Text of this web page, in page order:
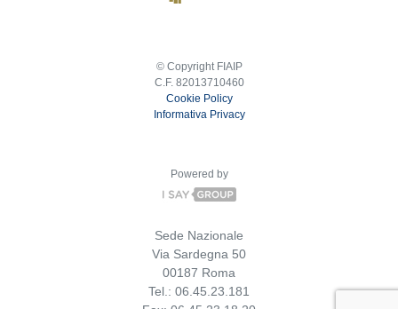
© Copyright FIAIP
C.F. 82013710460
Cookie Policy
Informativa Privacy
Powered by
Sede Nazionale
Via Sardegna 50
00187 Roma
Tel.: 06.45.23.181